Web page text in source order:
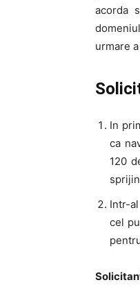
acorda
urmare
In
ca
120
Intr-
cel